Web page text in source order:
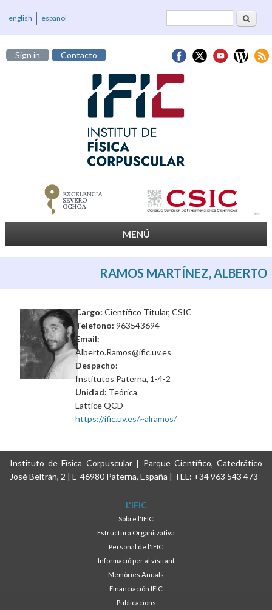
Formulari deCerca
english español
Sign in Contacto
MENÚ
RAMOS MARTÍNEZ, ALBERTO
Cargo:Científico Titular, CSIC
Telefono:963543694
Email:
Alberto.Ramos@ific.uv.es
Despacho:
Institutos Paterna, 1-4-2
Unidad: Teórica
Lattice QCD
https://ific.uv.es/~alramos/
Instituto de Física Corpuscular | Parque Científico, Catedrático
José Beltrán, 2 | E-46980 Paterna, España | TEL: +34 963 543 473
L'IFIC
Sobre l'IFIC
Estructura Organitzativa
Personal de l'IFIC
Informació per al visitant
Memòries Anuals
Financiación IFIC
Publicacions